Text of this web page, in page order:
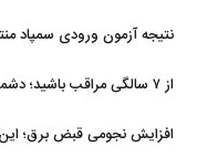
فالکون ۹
نتیجه آزمون ورودی سمپاد
از ۷ سالگی مراقب باشید؛ دشمن خاموش سلامت کودکان شناسایی شد
افزایش نجومی قبض برق؛ این